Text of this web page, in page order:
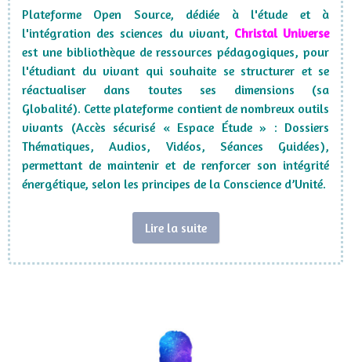
Plateforme Open Source, dédiée à l'étude et à
l'intégration des sciences du vivant, Christal Universe
est une bibliothèque de ressources pédagogiques, pour
l'étudiant du vivant qui souhaite se structurer et se
réactualiser dans toutes ses dimensions (sa
Globalité). Cette plateforme contient de nombreux outils
vivants (Accès sécurisé « Espace Étude » : Dossiers
Thématiques, Audios, Vidéos, Séances Guidées),
permettant de maintenir et de renforcer son intégrité
énergétique, selon les principes de la Conscience d’Unité.
Lire la suite